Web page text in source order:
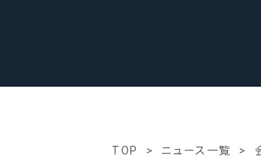
TOP ニュース一覧